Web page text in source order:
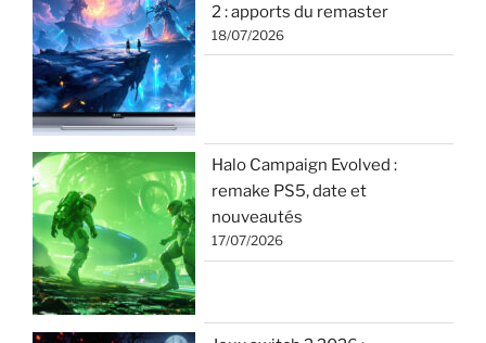
2 : apports du remaster
18/07/2026
Halo Campaign Evolved :
remake PS5, date et
nouveautés
17/07/2026